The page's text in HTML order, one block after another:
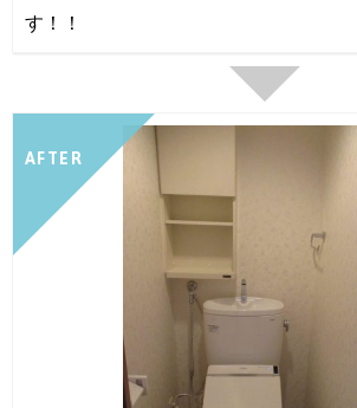
す！！
AFTER